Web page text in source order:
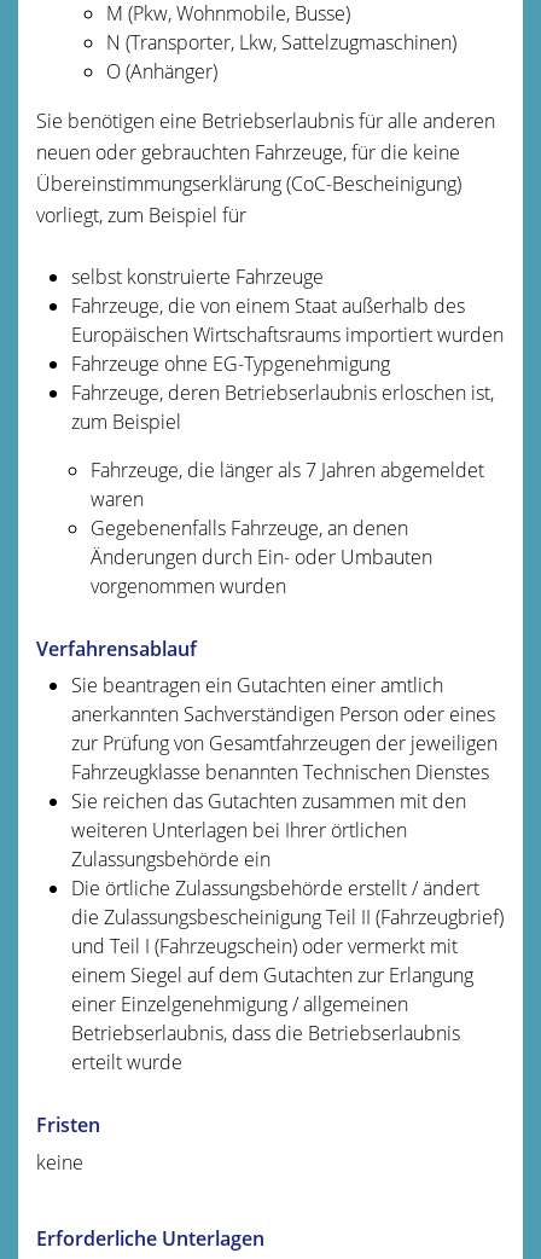
M (Pkw, Wohnmobile, Busse)
N (Transporter, Lkw, Sattelzugmaschinen)
O (Anhänger)
Sie benötigen eine Betriebserlaubnis für alle anderen
neuen oder gebrauchten Fahrzeuge, für die keine
Übereinstimmungserklärung (CoC-Bescheinigung)
vorliegt, zum Beispiel für
selbst konstruierte Fahrzeuge
Fahrzeuge, die von einem Staat außerhalb des
Europäischen Wirtschaftsraums importiert wurden
Fahrzeuge ohne EG-Typgenehmigung
Fahrzeuge, deren Betriebserlaubnis erloschen ist,
zum Beispiel
Fahrzeuge, die länger als 7 Jahren abgemeldet
waren
Gegebenenfalls Fahrzeuge, an denen
Änderungen durch Ein- oder Umbauten
vorgenommen wurden
Verfahrensablauf
Sie beantragen ein Gutachten einer amtlich
anerkannten Sachverständigen Person oder eines
zur Prüfung von Gesamtfahrzeugen der jeweiligen
Fahrzeugklasse benannten Technischen Dienstes
Sie reichen das Gutachten zusammen mit den
weiteren Unterlagen bei Ihrer örtlichen
Zulassungsbehörde ein
Die örtliche Zulassungsbehörde erstellt / ändert
die Zulassungsbescheinigung Teil II (Fahrzeugbrief)
und Teil I (Fahrzeugschein) oder vermerkt mit
einem Siegel auf dem Gutachten zur Erlangung
einer Einzelgenehmigung / allgemeinen
Betriebserlaubnis, dass die Betriebserlaubnis
erteilt wurde
Fristen
keine
Erforderliche Unterlagen